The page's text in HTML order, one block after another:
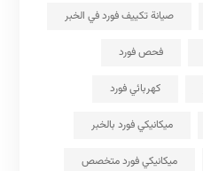
صيانة تكييف فورد في الخبر
فحص فورد
كهربائي فورد
ميكانيكي فورد بالخبر
ميكانيكي فورد متخصص